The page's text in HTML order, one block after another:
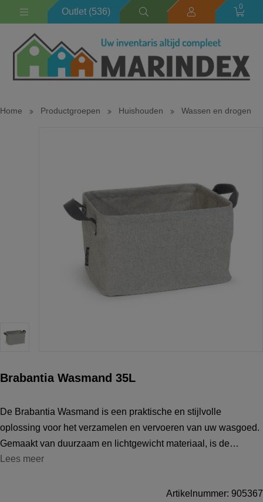
Outlet (536) 0
Home Productgroepen Huishouden Wassen en drogen
Brabantia Wasmand 35L
De Brabantia Wasmand is een praktische en stijlvolle
oplossing voor het verzamelen en vervoeren van uw wasgoed.
Gemaakt van duurzaam en lichtgewicht materiaal, is de
wasmand stevig en gemakkelijk te dragen dankzij de
Lees meer
Artikelnummer: 905367